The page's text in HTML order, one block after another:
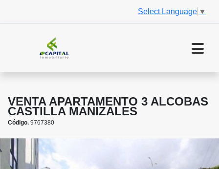
Select Language ▼
VENTA APARTAMENTO 3 ALCOBAS
CASTILLA MANIZALES
Código. 9767380